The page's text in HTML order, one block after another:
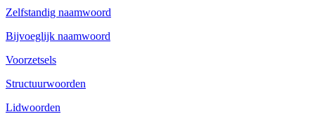
Zelfstandig naamwoord
Bijvoeglijk naamwoord
Voorzetsels
Structuurwoorden
Lidwoorden